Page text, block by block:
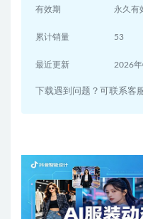
有效期 永久有
累计销量 53
最近更新 2026
下载遇到问题？可联系客